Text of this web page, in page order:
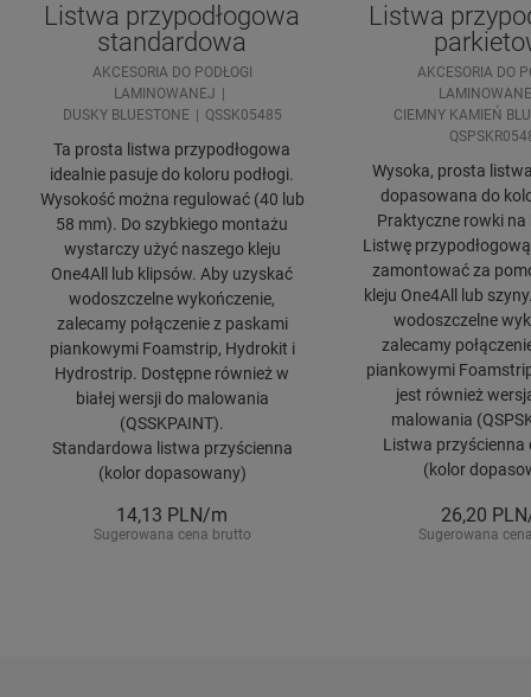
Listwa przypodłogowa
standardowa
AKCESORIA DO PODŁOGI
LAMINOWANEJ
DUSKY BLUESTONE
QSSK05485
Ta prosta listwa przypodłogowa
idealnie pasuje do koloru podłogi.
Wysokość można regulować (40 lub
58 mm). Do szybkiego montażu
wystarczy użyć naszego kleju
One4All lub klipsów. Aby uzyskać
wodoszczelne wykończenie,
zalecamy połączenie z paskami
piankowymi Foamstrip, Hydrokit i
Hydrostrip. Dostępne również w
białej wersji do malowania
(QSSKPAINT).
Standardowa listwa przyścienna
(kolor dopasowany)
14,13 PLN/m
Sugerowana cena brutto
Listwa
AKCESORIA DO
CIEMNY KAMIEŃ
Wysoka, prosta
dopasowana do
Praktyczne rowki na
Listwę
zamontować za
kleju One4All lub
wodoszczelne
zalecamy
piankowymi
jest również
malowania
Listwa przyścienna
(kolor
26,20
Sugerowana